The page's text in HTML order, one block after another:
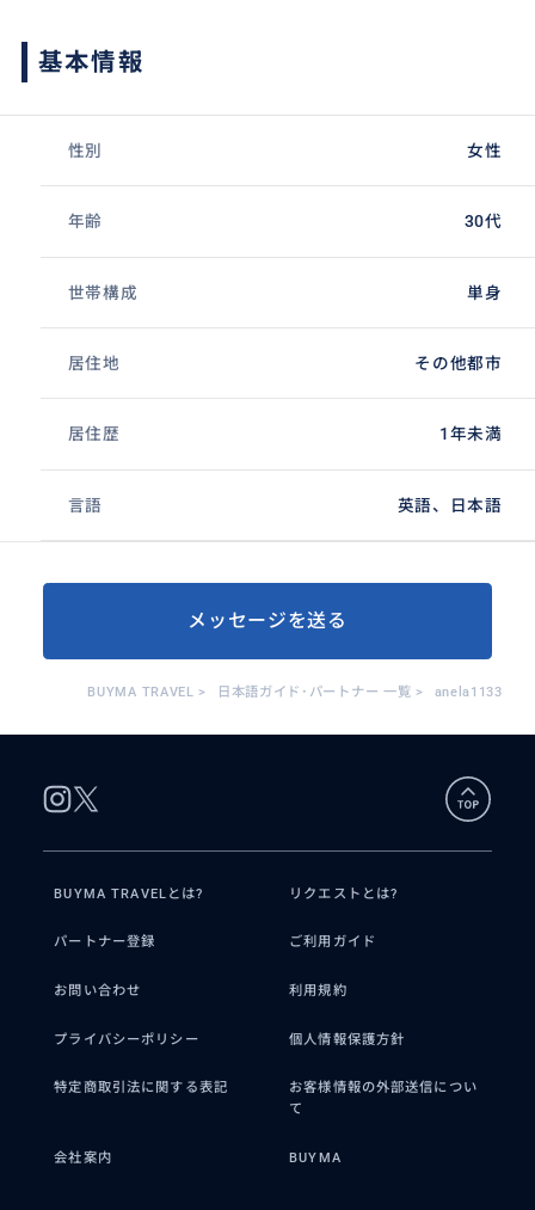
基本情報
性別 女性
年齢 30代
世帯構成 単身
居住地 その他都市
居住歴 1年未満
言語 英語、日本語
メッセージを送る
BUYMA TRAVEL > 日本語ガイド･パートナー 一覧 > anela1133
BUYMA TRAVELとは? リクエストとは?
パートナー登録 ご利用ガイド
お問い合わせ 利用規約
プライバシーポリシー 個人情報保護方針
特定商取引法に関する表記
お客様情報の外部送信につい
て
会社案内 BUYMA